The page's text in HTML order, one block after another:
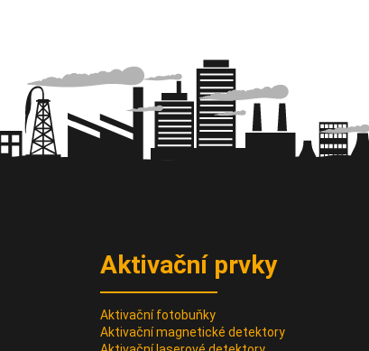
Aktivační prvky
Aktivační fotobuňky
Aktivační magnetické detektory